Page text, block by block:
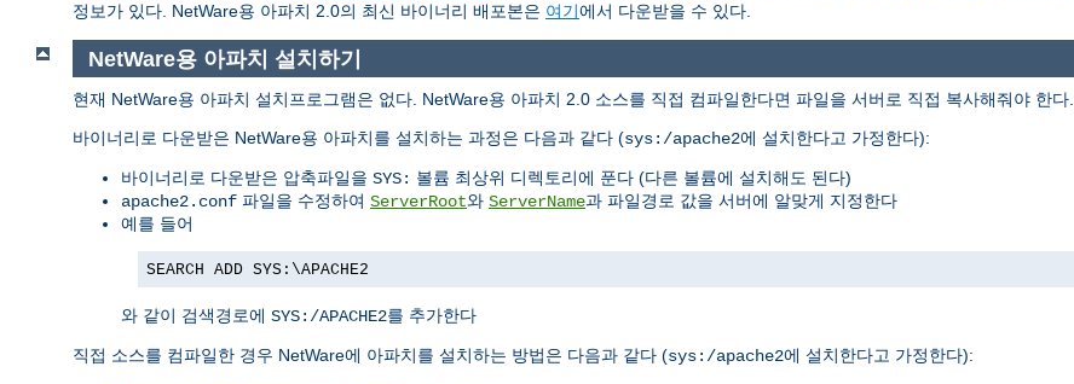
정보가 있다. NetWare용 아파치 2.0의 최신 바이너리 배포본은 여기에서 다운받을 수 있다.
NetWare용 아파치 설치하기
현재 NetWare용 아파치 설치프로그램은 없다. NetWare용 아파치 2.0 소스를 직접 컴파일한다면 파일을 서버로 직접 복사해줘야 한다.
바이너리로 다운받은 NetWare용 아파치를 설치하는 과정은 다음과 같다 (sys:/apache2에 설치한다고 가정한다):
바이너리로 다운받은 압축파일을 SYS: 볼륨 최상위 디렉토리에 푼다 (다른 볼륨에 설치해도 된다)
apache2.conf 파일을 수정하여 ServerRoot와 ServerName과 파일경로 값을 서버에 알맞게 지정한다
예를 들어
SEARCH ADD SYS:\APACHE2
와 같이 검색경로에 SYS:/APACHE2를 추가한다
직접 소스를 컴파일한 경우 NetWare에 아파치를 설치하는 방법은 다음과 같다 (sys:/apache2에 설치한다고 가정한다):